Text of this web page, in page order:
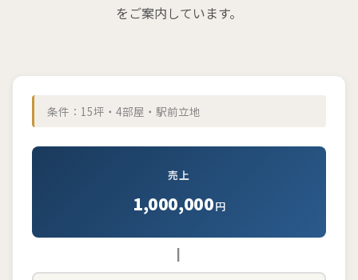
をご案内しています。
条件：15坪・4部屋・駅前立地
売上
1,000,000円